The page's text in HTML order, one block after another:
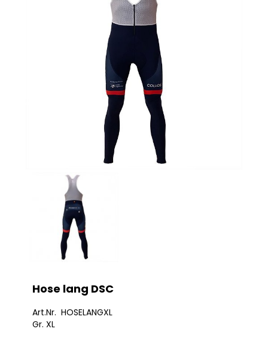
Hose lang DSC
Art.Nr. HOSELANGXL
Gr. XL